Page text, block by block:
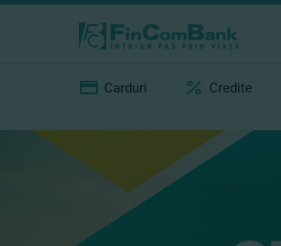
Carduri Credite